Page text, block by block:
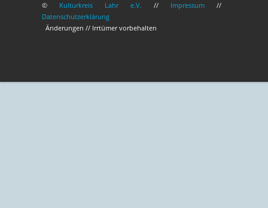
© Kulturkreis Lahr e.V. // Impressum //
Datenschutzerklärung
Änderungen // Irrtümer vorbehalten